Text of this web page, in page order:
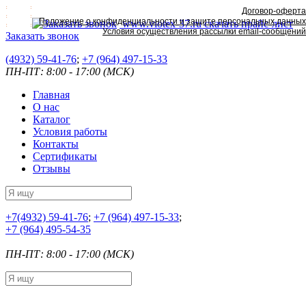
www.viotex-37.ruскачать прайс-лист
Заказать звонок
(4932) 59-41-76; +7 (964) 497-15-33
ПН-ПТ: 8:00 - 17:00 (МСК)
Главная
О нас
Каталог
Условия работы
Контакты
Сертификаты
Отзывы
+7(4932) 59-41-76; +7 (964) 497-15-33;
+7 (964) 495-54-35
ПН-ПТ: 8:00 - 17:00 (МСК)
Договор-оферта
Положение о конфиденциальности и защите персональных данных
Условия осуществления рассылки email-сообщений